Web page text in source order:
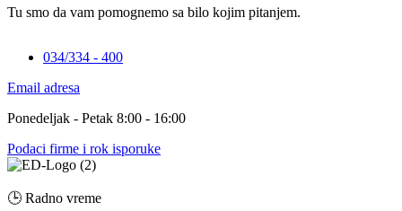
Tu smo da vam pomognemo sa bilo kojim pitanjem.
034/334 - 400
Email adresa
Ponedeljak - Petak 8:00 - 16:00
Podaci firme i rok isporuke
🕒 Radno vreme